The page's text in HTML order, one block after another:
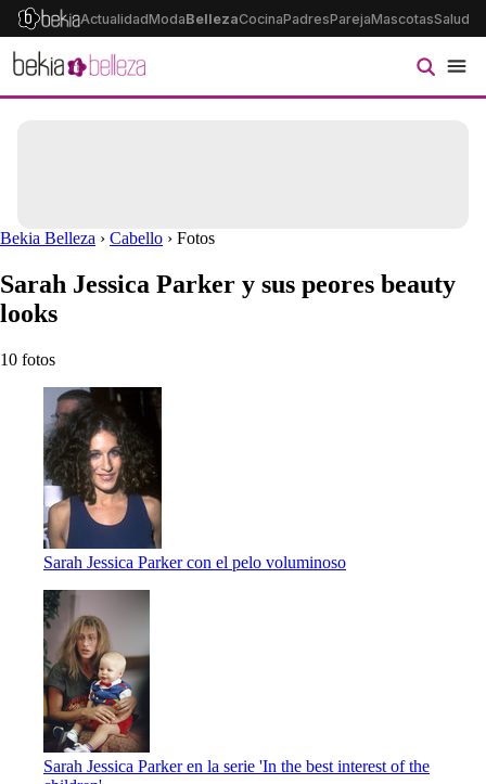
ActualidadModaBellezaCocinaPadresParejaMascotasSalud
Bekia Belleza › Cabello › Fotos
Sarah Jessica Parker y sus peores beauty
looks
10 fotos
Sarah Jessica Parker con el pelo voluminoso
Sarah Jessica Parker en la serie 'In the best interest of the